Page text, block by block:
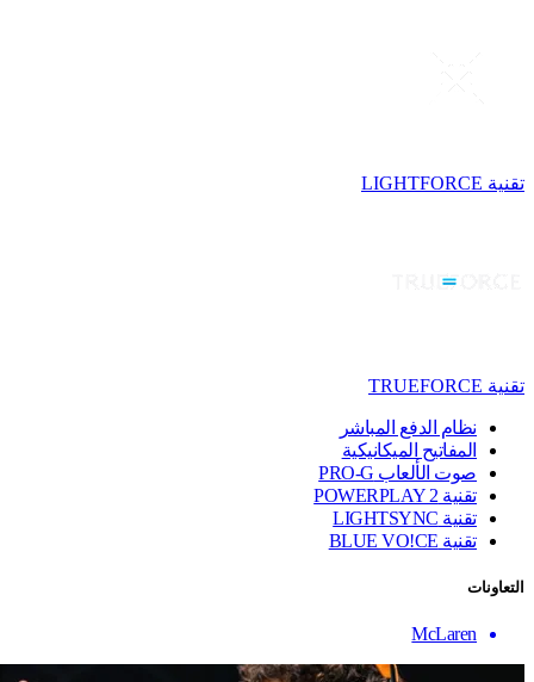
تقنية LIGHTFORCE
تقنية TRUEFORCE
نظام الدفع المباشر
المفاتيح الميكانيكية
صوت الألعاب PRO-G
تقنية ‏POWERPLAY 2
تقنية LIGHTSYNC
تقنية BLUE VO!CE
التعاونات
McLaren